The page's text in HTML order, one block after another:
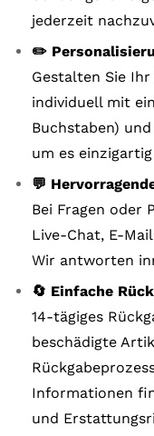
jederzeit
✏️
Gestalten Sie
individuell mit
Buchstaben)
um es
💬
Bei Fragen oder
Live-Chat, E-
Wir antworten
🔄 Einfache
14-tägiges
beschädigte
Informationen
und